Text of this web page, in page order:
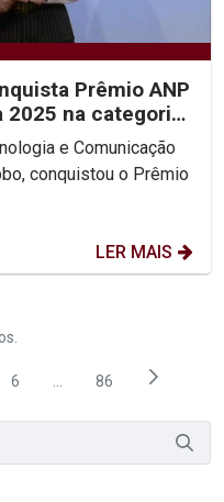
Prêmio ANP
2025 na categoria
e Comunicação
conquistou o Prêmio
LER MAIS
Usar ABA para navegar.
Página
6 ...Páginas intermediárias
Página
86